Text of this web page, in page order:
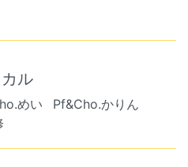
ル
めい
Pf&Cho.かりん